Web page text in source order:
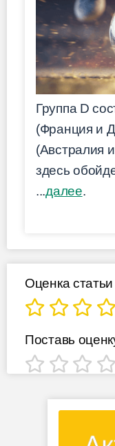
Группа D
(Франция и
(Австралия
здесь
...далее.
Оценка статьи
Поставь